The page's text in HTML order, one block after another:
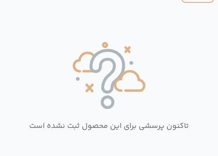
تاکنون پرسشی برای این محصول ثبت نشده است